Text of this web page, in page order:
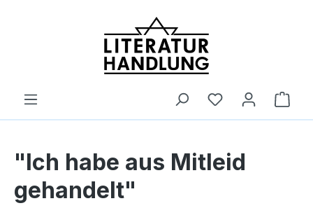
"Ich habe aus Mitleid
gehandelt"